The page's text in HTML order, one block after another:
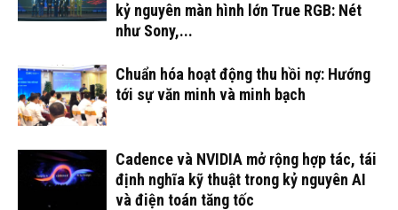
kỷ nguyên màn hình lớn True RGB: Nét
như Sony,...
Chuẩn hóa hoạt động thu hồi nợ: Hướng
tới sự văn minh và minh bạch
Cadence và NVIDIA mở rộng hợp tác, tái
định nghĩa kỹ thuật trong kỷ nguyên AI
và điện toán tăng tốc